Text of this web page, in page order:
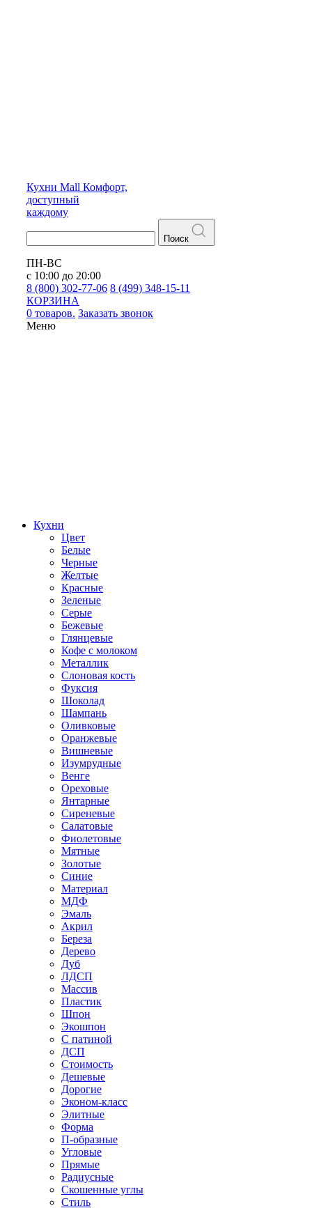
Кухни Mall Комфорт,
доступный
каждому
Поиск
ПН-ВС
с 10:00 до 20:00
8 (800) 302-77-06 8 (499) 348-15-11
КОРЗИНА
0 товаров. Заказать звонок
Меню
Кухни
Цвет
Белые
Черные
Желтые
Красные
Зеленые
Серые
Бежевые
Глянцевые
Кофе с молоком
Металлик
Слоновая кость
Фуксия
Шоколад
Шампань
Оливковые
Оранжевые
Вишневые
Изумрудные
Венге
Ореховые
Янтарные
Сиреневые
Салатовые
Фиолетовые
Мятные
Золотые
Синие
Материал
МДФ
Эмаль
Акрил
Береза
Дерево
Дуб
ЛДСП
Массив
Пластик
Шпон
Экошпон
С патиной
ДСП
Стоимость
Дешевые
Дорогие
Эконом-класс
Элитные
Форма
П-образные
Угловые
Прямые
Радиусные
Скошенные углы
Стиль